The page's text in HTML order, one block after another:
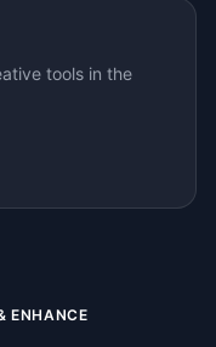
tools in the
ENHANCE